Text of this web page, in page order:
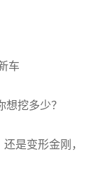
车
挖多少？
是变形金刚，